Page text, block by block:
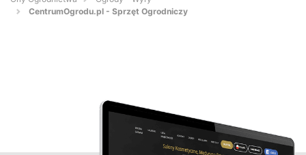
CentrumOgrodu.pl - Sprzęt Ogrodniczy